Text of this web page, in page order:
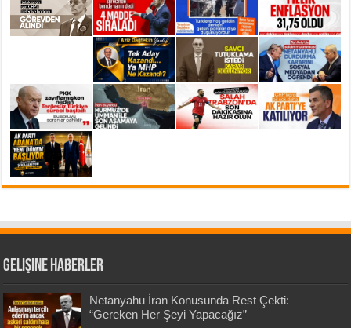
Gelişine Haberler
Netanyahu İran Konusunda Rest Çekti:
“Gereken Her Şeyi Yapacağız”